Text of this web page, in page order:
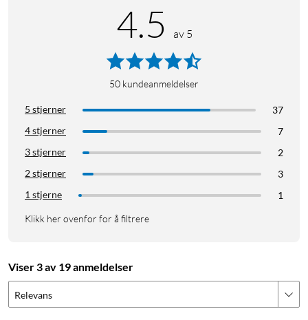
4.5 av 5
50 kundeanmeldelser
5 stjerner
37
4 stjerner
7
3 stjerner
2
2 stjerner
3
1 stjerne
1
Klikk her ovenfor for å filtrere
Viser 3 av 19 anmeldelser
Relevans